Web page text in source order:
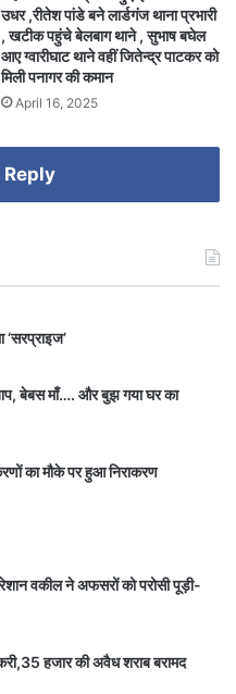
उधर ,रीतेश पांडे बने लार्डगंज थाना प्रभारी
, खटीक पहुंचे बेलबाग थाने , सुभाष बघेल
आए ग्वारीघाट थाने वहीं जितेन्द्र पाटकर को
मिली पनागर की कमान
April 16, 2025
Reply
बेबस माँ…. और बुझ गया घर का
का मौके पर हुआ निराकरण
वकील ने अफसरों को परोसी पूड़ी-
हजार की अवैध शराब बरामद